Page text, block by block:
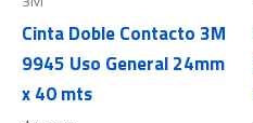
Cinta Doble Contacto 3M
9945 Uso General 24mm
x 40 mts